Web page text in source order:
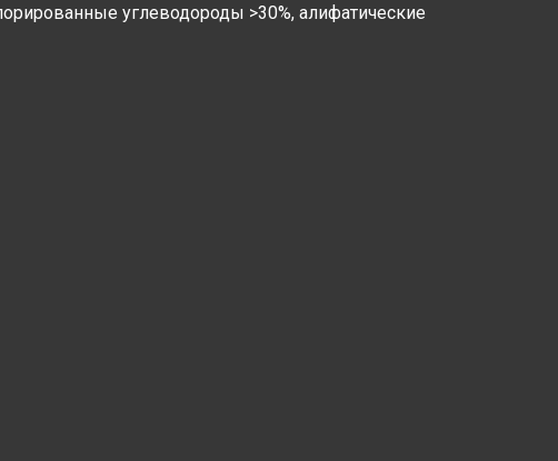
углеводороды >30%, алифатические